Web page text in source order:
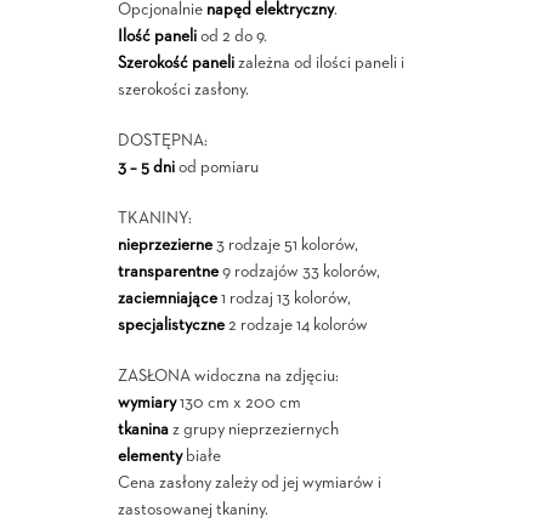
Opcjonalnie napęd elektryczny.
Ilość paneliod 2 do 9.
Szerokość panelizależna od ilości paneli i
szerokości zasłony.
DOSTĘPNA:
3 – 5 dniod pomiaru
TKANINY:
nieprzezierne3 rodzaje 51 kolorów,
transparentne9 rodzajów 33 kolorów,
zaciemniające1 rodzaj 13 kolorów,
specjalistyczne2 rodzaje 14 kolorów
ZASŁONA widoczna na zdjęciu:
wymiary130 cm x 200 cm
tkaninaz grupy nieprzeziernych
elementybiałe
Cena zasłony zależy od jej wymiarów i
zastosowanej tkaniny.